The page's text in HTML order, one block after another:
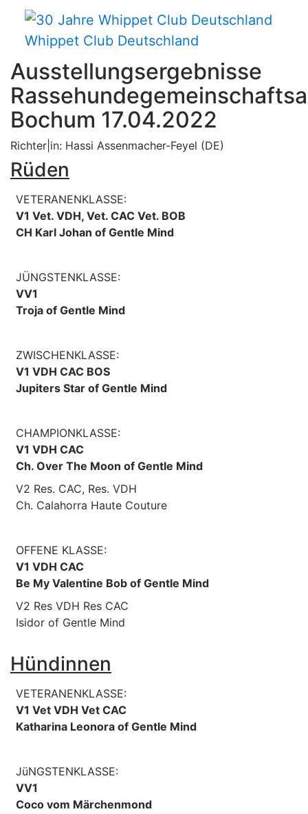
Whippet Club Deutschland
Ausstellungsergebnisse
Bochum 17.04.2022
Richter|in: Hassi Assenmacher-Feyel (DE)
Rüden
VETERANENKLASSE:
V1 Vet. VDH, Vet. CAC Vet. BOB
CH Karl Johan of Gentle Mind
JÜNGSTENKLASSE:
VV1
Troja of Gentle Mind
ZWISCHENKLASSE:
V1 VDH CAC BOS
Jupiters Star of Gentle Mind
CHAMPIONKLASSE:
V1 VDH CAC
Ch. Over The Moon of Gentle Mind
V2 Res. CAC, Res. VDH
Ch. Calahorra Haute Couture
OFFENE KLASSE:
V1 VDH CAC
Be My Valentine Bob of Gentle Mind
V2 Res VDH Res CAC
Isidor of Gentle Mind
Hündinnen
VETERANENKLASSE:
V1 Vet VDH Vet CAC
Katharina Leonora of Gentle Mind
JüNGSTENKLASSE:
VV1
Coco vom Märchenmond